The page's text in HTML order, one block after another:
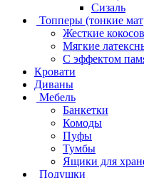
Сизаль
Топперы (тонкие
Жесткие
Мягкие
С эффектом
Кровати
Диваны
Мебель
Банкетки
Комоды
Пуфы
Тумбы
Ящики для
Подушки